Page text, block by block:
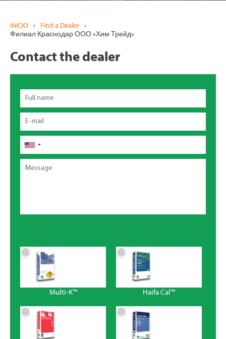
INICIO › Find a Dealer ›
Филиал Краснодар ООО «Хим Трейд»
Contact the dealer
Full
name
Email
Teléfono
Message
Multi-K™ Haifa Cal™